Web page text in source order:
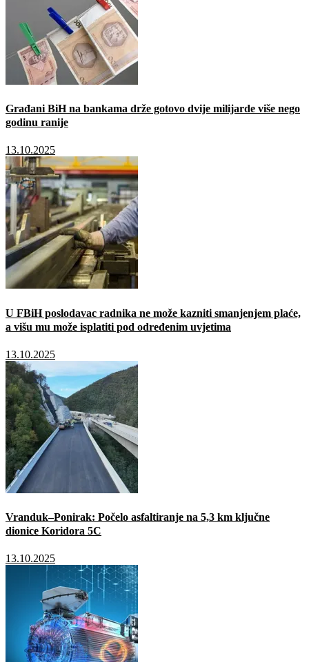
Građani BiH na bankama drže gotovo dvije milijarde više nego
godinu ranije
13.10.2025
U FBiH poslodavac radnika ne može kazniti smanjenjem plaće,
a višu mu može isplatiti pod određenim uvjetima
13.10.2025
Vranduk–Ponirak: Počelo asfaltiranje na 5,3 km ključne
dionice Koridora 5C
13.10.2025